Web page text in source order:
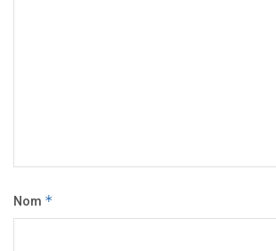
Nom *